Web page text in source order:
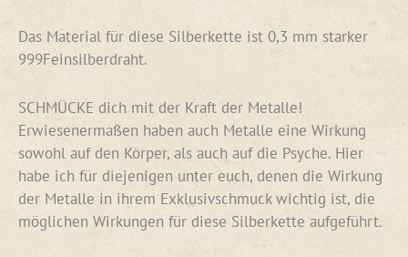
Das Material für diese Silberkette ist 0,3 mm starker
999Feinsilberdraht.
SCHMÜCKE dich mit der Kraft der Metalle!
Erwiesenermaßen haben auch Metalle eine Wirkung
sowohl auf den Körper, als auch auf die Psyche. Hier
habe ich für diejenigen unter euch, denen die Wirkung
der Metalle in ihrem Exklusivschmuck wichtig ist, die
möglichen Wirkungen für diese Silberkette aufgeführt.